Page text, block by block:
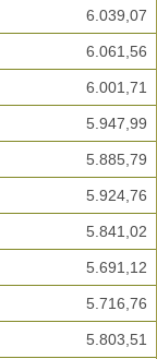
6.039,07
6.061,56
6.001,71
5.947,99
5.885,79
5.924,76
5.841,02
5.691,12
5.716,76
5.803,51